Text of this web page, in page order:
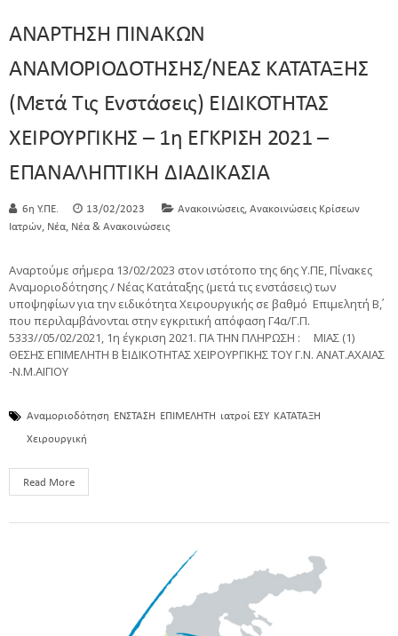
ΑΝΑΡΤΗΣΗ ΠΙΝΑΚΩΝ
ΑΝΑΜΟΡΙΟΔΟΤΗΣΗΣ/ΝΕΑΣ ΚΑΤΑΤΑΞΗΣ
(μετά Τις Ενστάσεις) ΕΙΔΙΚΟΤΗΤΑΣ
ΧΕΙΡΟΥΡΓΙΚΗΣ – 1η ΕΓΚΡΙΣΗ 2021 –
ΕΠΑΝΑΛΗΠΤΙΚΗ ΔΙΑΔΙΚΑΣΙΑ
6η Υ.ΠΕ. 13/02/2023 Ανακοινώσεις, Ανακοινώσεις Κρίσεων
Ιατρών, Νέα, Νέα & Ανακοινώσεις
Αναρτούμε σήμερα 13/02/2023 στον ιστότοπο της 6ης Υ.ΠΕ, Πίνακες
Αναμοριοδότησης / Νέας Κατάταξης (μετά τις ενστάσεις) των
υποψηφίων για την ειδικότητα Χειρουργικής σε βαθμό Επιμελητή Β΄,
που περιλαμβάνονται στην εγκριτική απόφαση Γ4α/Γ.Π.
5333//05/02/2021, 1η έγκριση 2021. ΓΙΑ ΤΗΝ ΠΛΗΡΩΣΗ : ΜΙΑΣ (1)
ΘΕΣΗΣ ΕΠΙΜΕΛΗΤΗ Β΄ ΕΙΔΙΚΟΤΗΤΑΣ ΧΕΙΡΟΥΡΓΙΚΗΣ ΤΟΥ Γ.Ν. ΑΝΑΤ.ΑΧΑΙΑΣ
-Ν.Μ.ΑΙΓΙΟΥ
Αναμοριοδότηση ΕΝΣΤΑΣΗ ΕΠΙΜΕΛΗΤΗ ιατροί ΕΣΥ ΚΑΤΑΤΑΞΗ
Χειρουργική
Read More